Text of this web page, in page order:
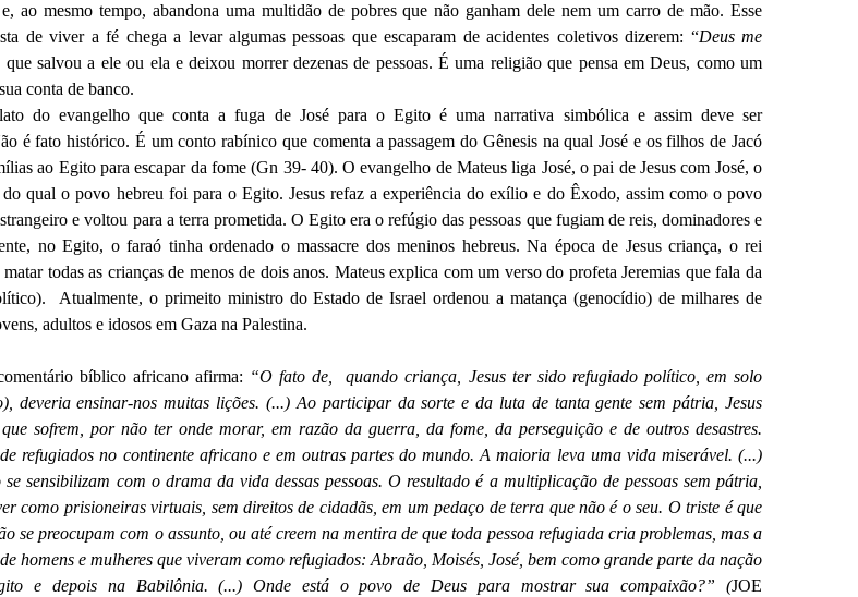
ao mesmo tempo, abandona uma multidão de pobres que não ganham dele nem um carro de mão. Esse
de viver a fé chega a levar algumas pessoas que escaparam de acidentes coletivos dizerem: “Deus me
que salvou a ele ou ela e deixou morrer dezenas de pessoas. É uma religião que pensa em Deus, como um
conta de banco.
do evangelho que conta a fuga de José para o Egito é uma narrativa simbólica e assim deve ser
é fato histórico. É um conto rabínico que comenta a passagem do Gênesis na qual José e os filhos de Jacó
ao Egito para escapar da fome (Gn 39- 40). O evangelho de Mateus liga José, o pai de Jesus com José, o
do qual o povo hebreu foi para o Egito. Jesus refaz a experiência do exílio e do Êxodo, assim como o povo
e voltou para a terra prometida. O Egito era o refúgio das pessoas que fugiam de reis, dominadores e
no Egito, o faraó tinha ordenado o massacre dos meninos hebreus. Na época de Jesus criança, o rei
todas as crianças de menos de dois anos. Mateus explica com um verso do profeta Jeremias que fala da
Atualmente, o primeito ministro do Estado de Israel ordenou a matança (genocídio) de milhares de
adultos e idosos em Gaza na Palestina.
bíblico africano afirma: “O fato de, quando criança, Jesus ter sido refugiado político, em solo
deveria ensinar-nos muitas lições. (...) Ao participar da sorte e da luta de tanta gente sem pátria, Jesus
sofrem, por não ter onde morar, em razão da guerra, da fome, da perseguição e de outros desastres.
refugiados no continente africano e em outras partes do mundo. A maioria leva uma vida miserável. (...)
sensibilizam com o drama da vida dessas pessoas. O resultado é a multiplicação de pessoas sem pátria,
como prisioneiras virtuais, sem direitos de cidadãs, em um pedaço de terra que não é o seu. O triste é que
se preocupam com o assunto, ou até creem na mentira de que toda pessoa refugiada cria problemas, mas a
homens e mulheres que viveram como refugiados: Abraão, Moisés, José, bem como grande parte da nação
e depois na Babilônia. (...) Onde está o povo de Deus para mostrar sua compaixão?” (JOE